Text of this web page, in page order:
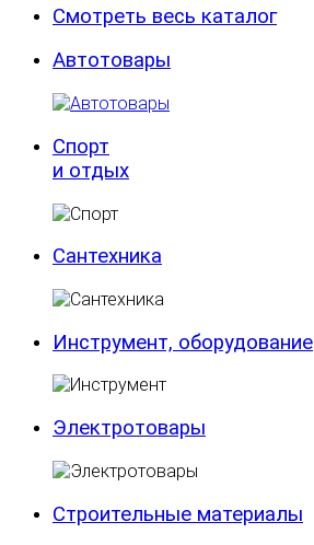
Смотреть весь каталог
Автотовары
Спорт
и отдых
Сантехника
Инструмент, оборудование
Электротовары
Строительные материалы